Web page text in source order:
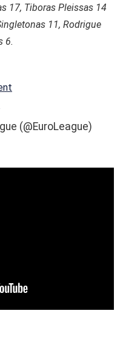
17, Tiboras Pleissas 14
11, Rodrigue
6.
(@EuroLeague)